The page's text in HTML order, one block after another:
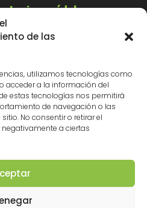
de las
utilizamos tecnologías como
acceder a la información del
estas tecnologías nos permitirá
de navegación o las
No consentir o retirar el
a ciertas
tenis y pádel
28
Tenis Cullera
75